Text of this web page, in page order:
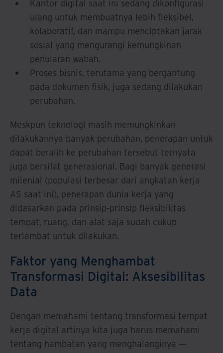
Kantor digital saat ini sedang dikonfigurasi
ulang untuk membuatnya lebih fleksibel,
kolaboratif, dan mampu menciptakan jarak
sosial yang mengurangi kemungkinan
penularan wabah.
Proses bisnis, terutama yang bergantung
pada dokumen fisik, juga sedang dilakukan
perubahan.
Meskpun teknologi masih memungkinkan
dilakukannya banyak perubahan, penerapan untuk
dapat beralih ke perubahan tersebut ternyata
juga bersifat generasional. Bagi banyak generasi
milenial (populasi terbesar dari angkatan kerja
AS saat ini), penerapan dunia kerja yang
didasarkan pada prinsip-prinsip fleksibilitas
tempat, ruang, dan alat saja sudah cukup
terlambat untuk dilakukan.
Faktor yang Menghambat
Transformasi Digital: Aksesibilitas
Data
Dengan memahami tentang transformasi tempat
kerja digital artinya kita juga harus memahami
tentang hambatan yang menghalanginya —